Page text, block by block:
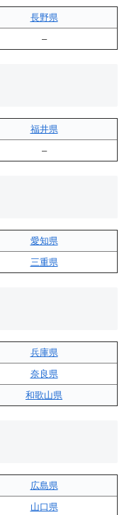
長野県
–
福井県
–
愛知県
三重県
兵庫県
奈良県
和歌山県
広島県
山口県